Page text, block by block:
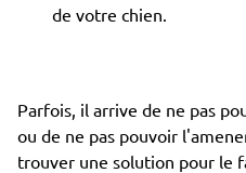
de votre chien.
Parfois, il arrive de ne pas
ou de ne pas pouvoir
trouver une solution pour le